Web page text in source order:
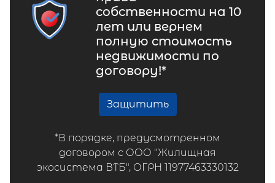
собственности на 10
лет или вернем
полную стоимость
недвижимости по
договору!*
Защитить
*В порядке, предусмотренном
договором с ООО "Жилищная
экосистема ВТБ", ОГРН 11977463330132